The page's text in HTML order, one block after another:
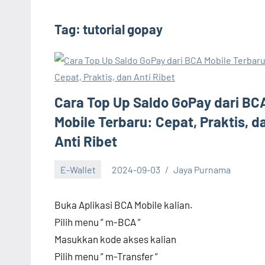
Tag: tutorial gopay
Cara Top Up Saldo GoPay dari
Mobile Terbaru: Cepat, Praktis,
Anti Ribet
E-Wallet 2024-09-03 Jaya Purnama
Buka Aplikasi BCA Mobile kalian.
Pilih menu ” m-BCA ”
Masukkan kode akses kalian
Pilih menu ” m-Transfer ”